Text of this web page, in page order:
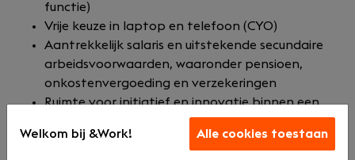
functie)
Vrije keuze in laptop en telefoon (CYO)
Aantrekkelijk salaris en uitstekende secundaire
arbeidsvoorwaarden, waaronder pensioen,
onkostenvergoeding en verzekeringen
Ruimte voor initiatief en innovatie binnen een
Regelmatige borrels en teamactiviteiten voor
Welkom bij &Work! Alle cookies toestaan